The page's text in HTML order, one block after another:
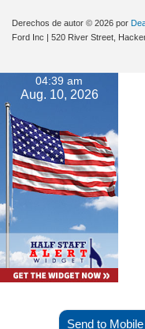
Derechos de autor © 2026 por
Ford Inc
520 River Street,
04:39 am
Aug. 10, 2026
Send to Mobile